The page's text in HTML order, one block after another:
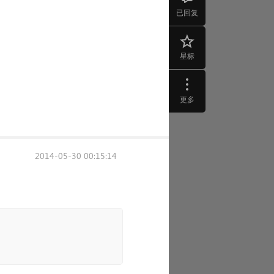
已回复
星标
更多
2014-05-30 00:15:14